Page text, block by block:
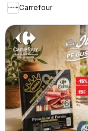
Carrefour